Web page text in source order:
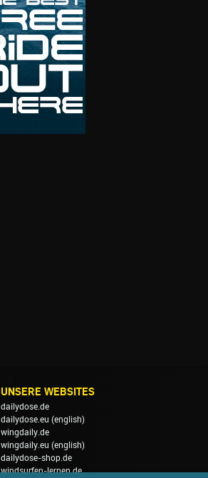
UNSERE WEBSITES
dailydose.de
dailydose.eu (english)
wingdaily.de
wingdaily.eu (english)
dailydose-shop.de
windsurfen-lernen.de